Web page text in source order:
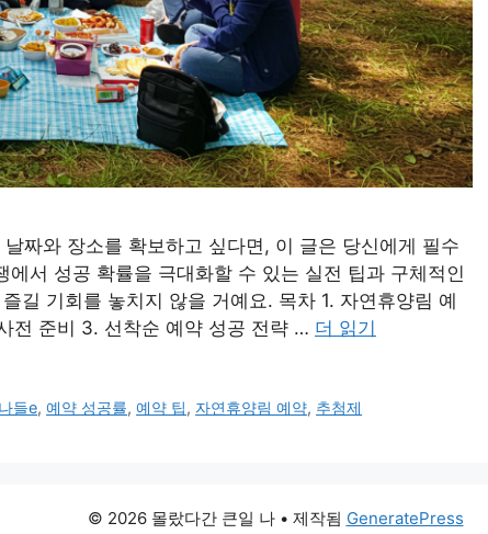
짜와 장소를 확보하고 싶다면, 이 글은 당신에게 필수
서 성공 확률을 극대화할 수 있는 실전 팁과 구체적인
길 기회를 놓치지 않을 거예요. 목차 1. 자연휴양림 예
전 준비 3. 선착순 예약 성공 전략 … 더 읽기
들e,예약 성공률,예약 팁, 자연휴양림 예약, 추첨제
© 2026 몰랐다간 큰일 나• 제작됨 GeneratePress